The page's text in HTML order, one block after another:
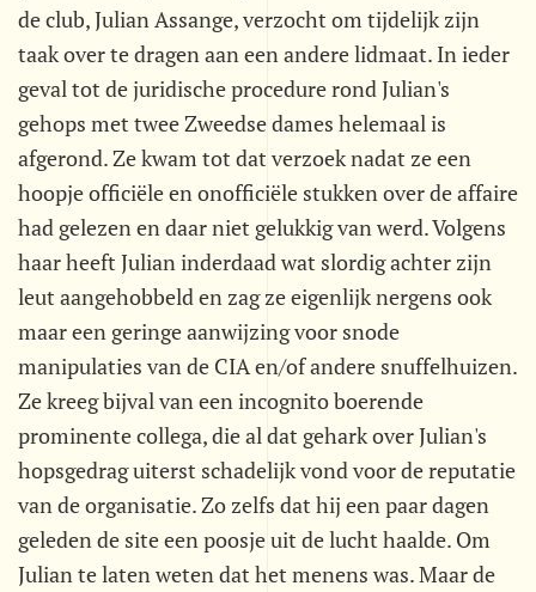
de club, Julian Assange, verzocht om tijdelijk zijn
taak over te dragen aan een andere lidmaat. In ieder
geval tot de juridische procedure rond Julian's
gehops met twee Zweedse dames helemaal is
afgerond. Ze kwam tot dat verzoek nadat ze een
hoopje officiële en onofficiële stukken over de affaire
had gelezen en daar niet gelukkig van werd. Volgens
haar heeft Julian inderdaad wat slordig achter zijn
leut aangehobbeld en zag ze eigenlijk nergens ook
maar een geringe aanwijzing voor snode
manipulaties van de CIA en/of andere snuffelhuizen.
Ze kreeg bijval van een incognito boerende
prominente collega, die al dat gehark over Julian's
hopsgedrag uiterst schadelijk vond voor de reputatie
van de organisatie. Zo zelfs dat hij een paar dagen
geleden de site een poosje uit de lucht haalde. Om
Julian te laten weten dat het menens was. Maar de